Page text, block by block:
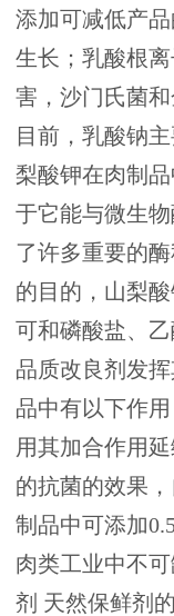
添加可减低产
生长；乳酸根
害，沙门氏菌
目前，乳酸钠
梨酸钾在肉制
于它能与微生
了许多重要的
的目的，山梨
可和磷酸盐、
品质改良剂发
品中有以下作
用其加合作用
的抗菌的效果
制品中可添加
肉类工业中不
剂 天然保鲜剂